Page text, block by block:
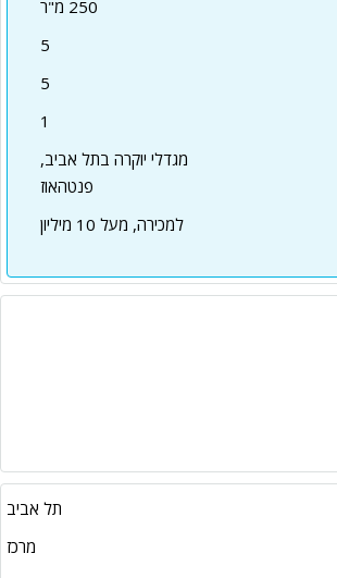
250 מ"ר
5
5
1
מגדלי יוקרה בתל אביב,
פנטהאוז
למכירה, מעל 10 מיליון
תל אביב
מרכז